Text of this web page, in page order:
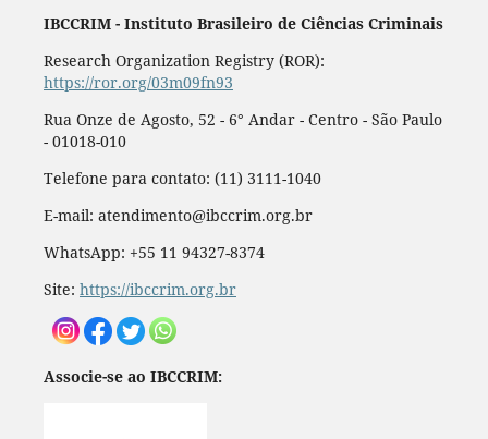
IBCCRIM - Instituto Brasileiro de Ciências Criminais
Research Organization Registry (ROR):
https://ror.org/03m09fn93
Rua Onze de Agosto, 52 - 6° Andar - Centro - São Paulo
- 01018-010
Telefone para contato: (11) 3111-1040
E-mail: atendimento@ibccrim.org.br
WhatsApp: +55 11 94327-8374
Site: https://ibccrim.org.br
Associe-se ao IBCCRIM: